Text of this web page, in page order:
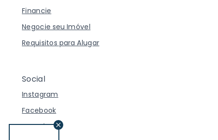
Financie
Negocie seu Imóvel
Requisitos para Alugar
Social
Instagram
Facebook
Youtube